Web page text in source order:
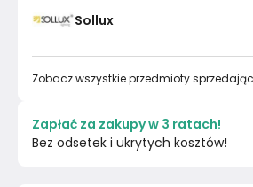
Sollux
Zobacz wszystkie przedmioty
Zapłać za zakupy w 3 ratach!
Bez odsetek i ukrytych kosztów!